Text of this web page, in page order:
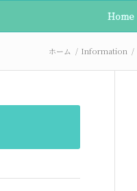
Home
ホーム / Information /